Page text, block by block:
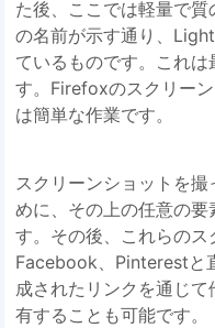
た後、ここでは軽量で
の名前が示す通り、
ているものです。これ
す。Firefoxのスクリー
は簡単な作業です。
スクリーンショットを
めに、その上の任意の要
す。その後、これらのス
Facebook、Pinterestと
成されたリンクを通じ
有することも可能です。